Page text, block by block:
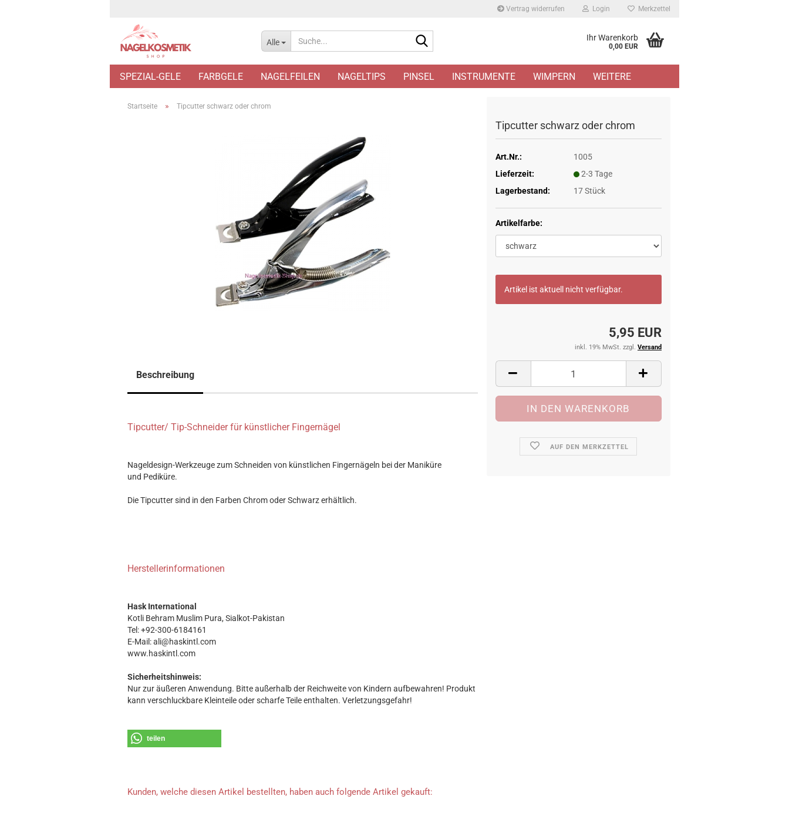
Vertrag widerrufen Login Merkzettel
Alle Ihr Warenkorb
0,00 EUR
SPEZIAL-GELE FARBGELE NAGELFEILEN NAGELTIPS PINSEL INSTRUMENTE WIMPERN WEITERE
Startseite » Tipcutter schwarz oder chrom
Tipcutter schwarz oder chrom
Art.Nr.:
1005
Lieferzeit:
2-3 Tage
Lagerbestand:
17Stück
Artikelfarbe:
Artikel ist aktuell nicht verfügbar.
5,95 EUR
inkl. 19% MwSt. zzgl. Versand
AUF DEN MERKZETTEL
Beschreibung
Tipcutter/ Tip-Schneider für künstlicher Fingernägel
Nageldesign-Werkzeuge zum Schneiden von künstlichen Fingernägeln bei der Maniküre
und Pediküre.
Die Tipcutter sind in den Farben Chrom oder Schwarz erhältlich.
Herstellerinformationen
Hask International
Kotli Behram Muslim Pura, Sialkot-Pakistan
Tel: +92-300-6184161
E-Mail: ali@haskintl.com
www.haskintl.com
Sicherheitshinweis:
Nur zur äußeren Anwendung. Bitte außerhalb der Reichweite von Kindern aufbewahren! Produkt
kann verschluckbare Kleinteile oder scharfe Teile enthalten. Verletzungsgefahr!
teilen
Kunden, welche diesen Artikel bestellten, haben auch folgende Artikel gekauft: